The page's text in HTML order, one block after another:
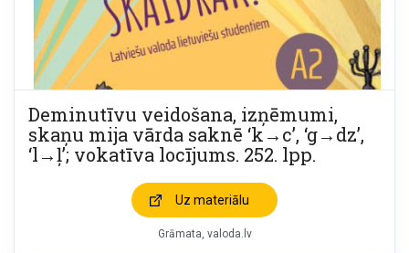
Deminutīvu veidošana, izņēmumi,
skaņu mija vārda saknē ‘k→c’, ‘g→dz’,
‘l→ļ’; vokatīva locījums. 252. lpp.
Uz materiālu
Grāmata valoda.lv